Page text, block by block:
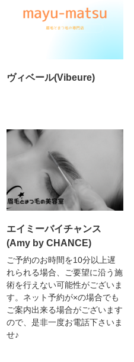
ヴィベール(Vibeure)
エイミーバイチャンス
(Amy by CHANCE)
ご予約のお時間を10分以上遅
れられる場合、ご要望に沿う施
術を行えない可能性がございま
す。ネット予約が×の場合でも
ご案内出来る場合がございます
ので、是非一度お電話下さいま
せ♪